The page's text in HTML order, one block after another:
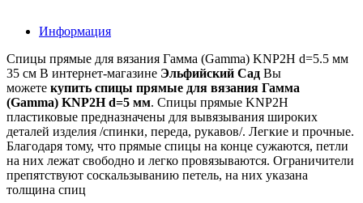
Информация
Спицы прямые для вязания Гамма (Gamma) KNP2H d=5.5 мм
35 см В интернет-магазине Эльфийский Сад Вы
можете купить спицы прямые для вязания Гамма
(Gamma) KNP2Hd=5 мм. Спицы прямые KNP2H
пластиковые предназначены для вывязывания широких
деталей изделия /спинки, переда, рукавов/. Легкие и прочные.
Благодаря тому, что прямые спицы на конце сужаются, петли
на них лежат свободно и легко провязываются. Ограничители
препятствуют соскальзыванию петель, на них указана
толщина спиц